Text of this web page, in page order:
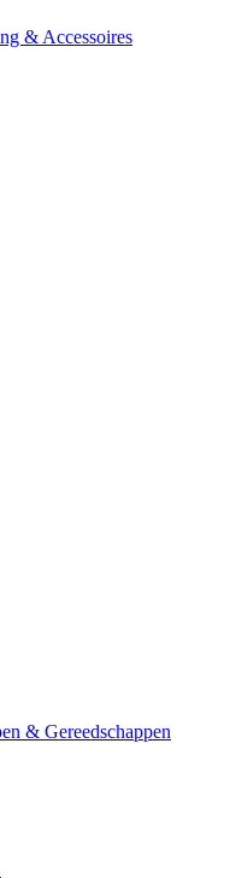
& Accessoires
& Gereedschappen